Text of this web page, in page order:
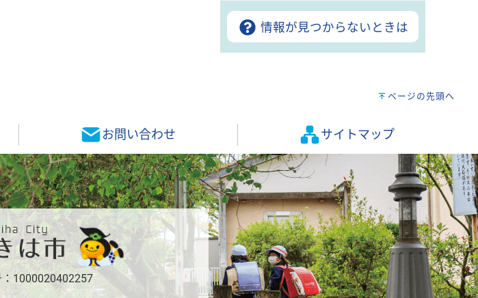
情報が見つからないときは
ページの先頭へ
お問い合わせ サイトマップ
1000020402257